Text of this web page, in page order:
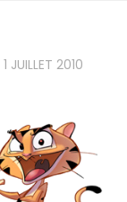
1 JUILLET 2010